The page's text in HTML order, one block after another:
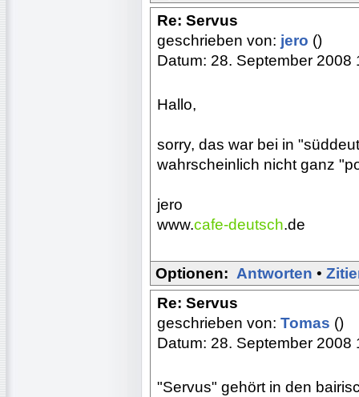
Re: Servus
geschrieben von: jero ()
Datum: 28. September 2008
Hallo,
sorry, das war bei in
wahrscheinlich nicht ganz
jero
www.cafe-deutsch.de
Optionen: Antworten •
Re: Servus
geschrieben von: Tomas ()
Datum: 28. September 2008
"Servus" gehört in den